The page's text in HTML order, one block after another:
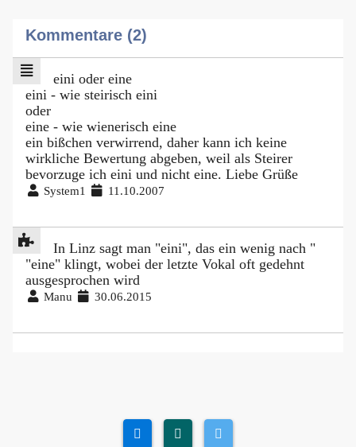
Kommentare (2)
eini oder eine
eini - wie steirisch eini
oder
eine - wie wienerisch eine
ein bißchen verwirrend, daher kann ich keine
wirkliche Bewertung abgeben, weil als Steirer
bevorzuge ich eini und nicht eine. Liebe Grüße
System1 11.10.2007
In Linz sagt man "eini", das ein wenig nach "
"eine" klingt, wobei der letzte Vokal oft gedehnt
ausgesprochen wird
Manu 30.06.2015